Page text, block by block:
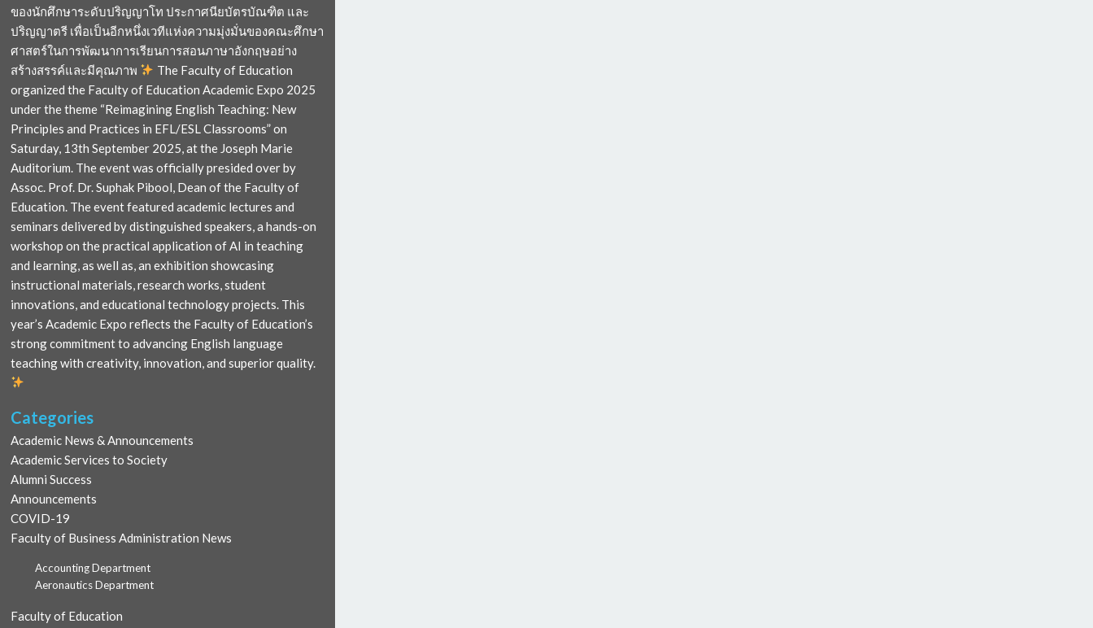
ของนักศึกษาระดับปริญญาโท ประกาศนียบัตรบัณฑิต และ
ปริญญาตรี เพื่อเป็นอีกหนึ่งเวทีแห่งความมุ่งมั่นของคณะศึกษา
ศาสตร์ในการพัฒนาการเรียนการสอนภาษาอังกฤษอย่าง
สร้างสรรค์และมีคุณภาพ
The Faculty of Education
organized the Faculty of Education Academic Expo 2025
under the theme “Reimagining English Teaching: New
Principles and Practices in EFL/ESL Classrooms” on
Saturday, 13th September 2025, at the Joseph Marie
Auditorium. The event was officially presided over by
Assoc. Prof. Dr. Suphak Pibool, Dean of the Faculty of
Education. The event featured academic lectures and
seminars delivered by distinguished speakers, a hands-on
workshop on the practical application of AI in teaching
and learning, as well as, an exhibition showcasing
instructional materials, research works, student
innovations, and educational technology projects. This
year’s Academic Expo reflects the Faculty of Education’s
strong commitment to advancing English language
teaching with creativity, innovation, and superior quality.
Categories
Academic News & Announcements
Academic Services to Society
Alumni Success
Announcements
COVID-19
Faculty of Business Administration News
Accounting Department
Aeronautics Department
Faculty of Education